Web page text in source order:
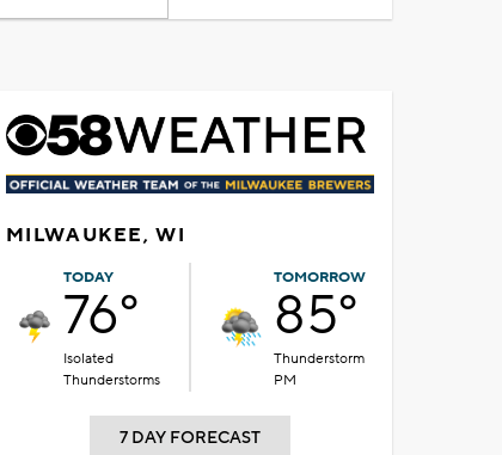
MILWAUKEE, WI
TODAY
76°
Isolated
Thunderstorms
TOMORROW
85°
Thunderstorm
PM
7 DAY FORECAST